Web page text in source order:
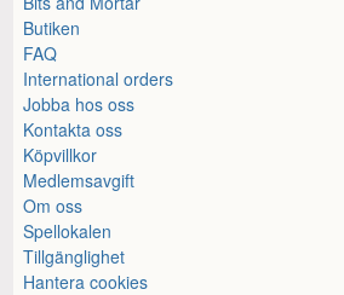
Butiken
FAQ
International orders
Jobba hos oss
Kontakta oss
Köpvillkor
Medlemsavgift
Om oss
Spellokalen
Tillgänglighet
Hantera cookies